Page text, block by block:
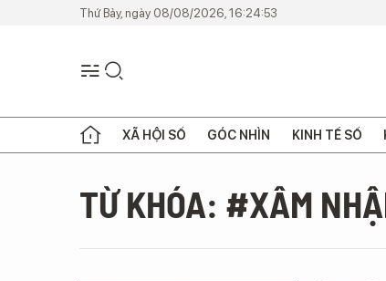
Thứ Bảy, ngày 08/08/2026, 16:24:53
XÃ HỘI SỐ GÓC NHÌN KINH TẾ SỐ
TỪ KHÓA: #XÂM